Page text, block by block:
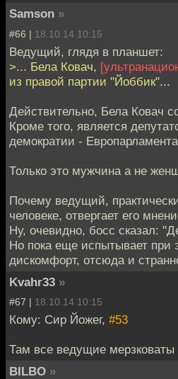
Samson »
#66 | 18.10.14 10:15
Ведущий, глядя в планшет:
>... Бела Ковач,
из правой партии "Йоббик"...
Действительно, Бела Ковач
Кроме того, является
демократии -
Только это мужчина а не
Почему ведущий,
человеке, отвергает его
Ну, очевидно, босс сказал:
Но пока еще испытывает при
дискомфорт, отсюда и
Kvahr33 »
#67 | 18.10.14 10:15
Кому: Сир Йожег, #53
Там все ведущие мерзковаты
BILBO »